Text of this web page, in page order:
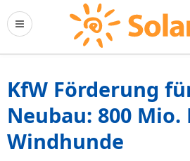
KfW Förderung
Neubau: 800 Mio.
Windhunde